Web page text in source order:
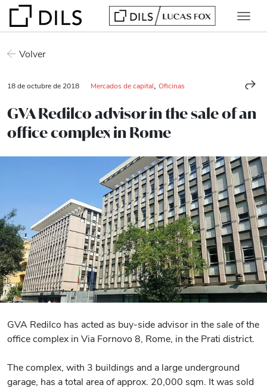
Volver
18 de octubre de 2018 Mercados de capital Oficinas
GVA Redilco advisor in the sale of an
office complex in Rome
GVA Redilco has acted as buy-side advisor in the sale of the
office complex in Via Fornovo 8, Rome, in the Prati district.
The complex, with 3 buildings and a large underground
garage, has a total area of approx. 20,000 sqm. It was sold